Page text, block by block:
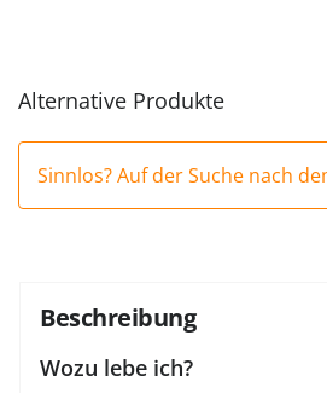
Alternative Produkte
Sinnlos? Auf der Suche nach
Beschreibung
Wozu lebe ich?